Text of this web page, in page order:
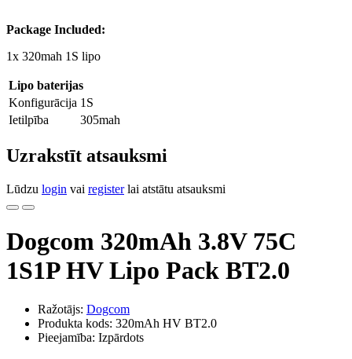
Package Included:
1x 320mah 1S lipo
Lipo baterijas
Konfigurācija 1S
Ietilpība
305mah
Uzrakstīt atsauksmi
Lūdzu login vai registerlai atstātu atsauksmi
Dogcom 320mAh 3.8V 75C
1S1P HV Lipo Pack BT2.0
Ražotājs: Dogcom
Produkta kods: 320mAh HV BT2.0
Pieejamība: Izpārdots